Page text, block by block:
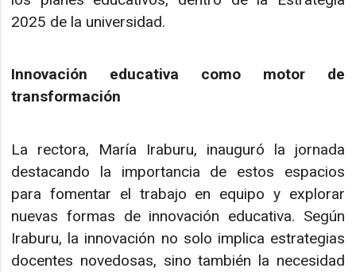
2025 de la universidad.
Innovación educativa como motor de
transformación
La rectora, María Iraburu, inauguró la jornada
destacando la importancia de estos espacios
para fomentar el trabajo en equipo y explorar
nuevas formas de innovación educativa. Según
Iraburu, la innovación no solo implica estrategias
docentes novedosas, sino también la necesidad